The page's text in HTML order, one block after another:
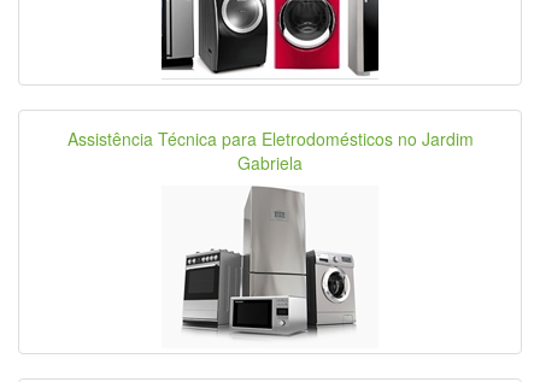
Assistência Técnica para Eletrodomésticos no Jardim
Gabriela